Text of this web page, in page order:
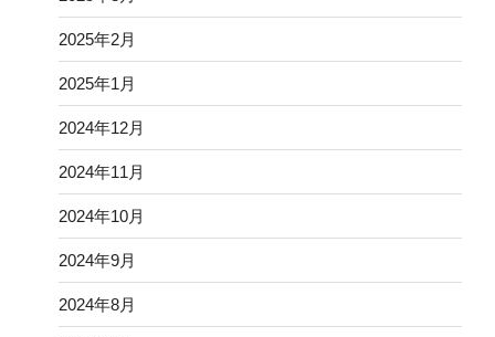
2025年2月
2025年1月
2024年12月
2024年11月
2024年10月
2024年9月
2024年8月